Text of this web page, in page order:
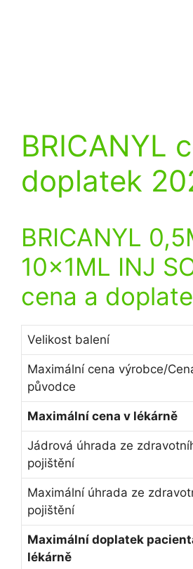
BRICANYL
doplatek
BRICANYL
10x1ML INJ
cena a
Velikost balení
Maximální cena výrobce/
původce
Maximální cena v lékárně
Jádrová úhrada ze
pojištění
Maximální úhrada ze
pojištění
Maximální doplatek
lékárně